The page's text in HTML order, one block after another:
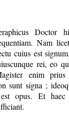
Doctor
Nam
cuius est
rei, eo
enim
sunt signa ;
opus. Et